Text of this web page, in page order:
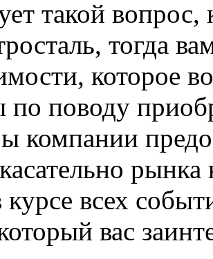
такой вопрос,
тогда
которое
по поводу
компании
курсе всех
вас